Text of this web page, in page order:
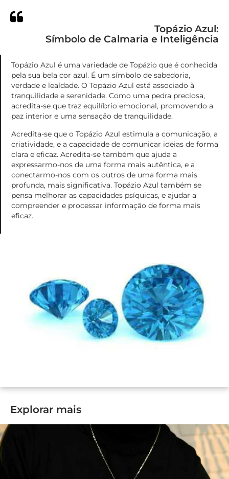
Topázio Azul:
Símbolo de Calmaria e Inteligência
Topázio Azul é uma variedade de Topázio que é conhecida
pela sua bela cor azul. É um símbolo de sabedoria,
verdade e lealdade. O Topázio Azul está associado à
tranquilidade e serenidade. Como uma pedra preciosa,
acredita-se que traz equilíbrio emocional, promovendo a
paz interior e uma sensação de tranquilidade.
Acredita-se que o Topázio Azul estimula a comunicação, a
criatividade, e a capacidade de comunicar ideias de forma
clara e eficaz. Acredita-se também que ajuda a
expressarmo-nos de uma forma mais autêntica, e a
conectarmo-nos com os outros de uma forma mais
profunda, mais significativa. Topázio Azul também se
pensa melhorar as capacidades psíquicas, e ajudar a
compreender e processar informação de forma mais
eficaz.
Explorar mais